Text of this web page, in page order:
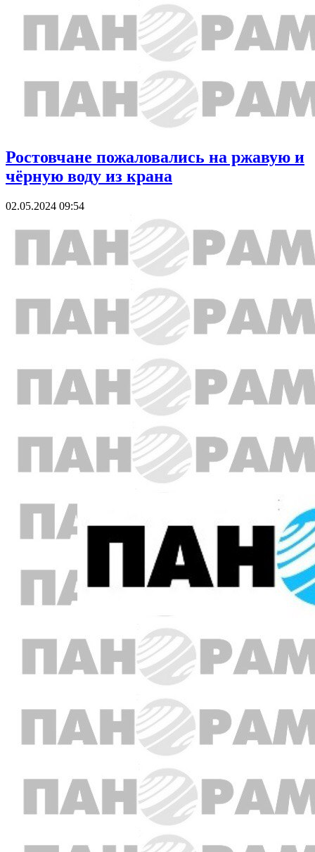
Ростовчане пожаловались на ржавую и
чёрную воду из крана
02.05.2024 09:54